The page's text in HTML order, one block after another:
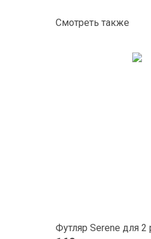
Смотреть также
Футляр Serene для 2